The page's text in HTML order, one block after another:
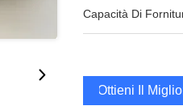
Capacità Di
Ottieni Il